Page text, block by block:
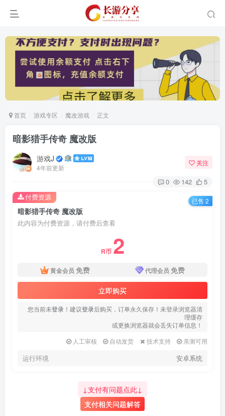
首页 游戏专区 魔改游戏 正文
暗影猎手传奇 魔改版
游戏J
4年前更新
关注
0 142 5
暗影猎手传奇 魔改版
此内容为付费资源，请付费后查看
R币 2
黄金会员 免费 代理会员 免费
立即购买
您当前未登录 ！建议登录后购买，订单永久保存！未登录浏览器清
理缓存
或更换浏览器就会丢失订单信息！
人工审核
自动发货 技术支持 亲测可用
运行环境 安卓系统
付费资源 已售 2
↓支付有问题点此↓
支付相关问题解答